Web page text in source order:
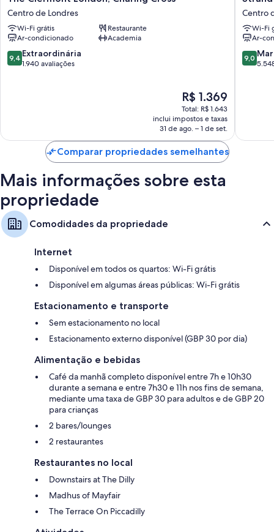
Clermont
London,
Charing
Cross
Centro
de
Centro de Londres
Wi-Fi grátis
Restaurante
Ar-condicionado
Academia
9.4
de
9,4 Extraordinária
1.940 avaliações
O
preço
é
de
R$ 1.369
R$ 1.369
Total: R$ 1.643
inclui impostos e taxas
31 de ago. – 1 de set.
Palace
Hotel
Centro
de
Londres
Centro
Wi-Fi
Ar-
9.0
de
9,0
Comparar propriedades semelhantes
Mais informações sobre esta
propriedade
Comodidades da propriedade
Internet
Disponível em todos os quartos: Wi-Fi grátis
Disponível em algumas áreas públicas: Wi-Fi grátis
Estacionamento e transporte
Sem estacionamento no local
Estacionamento externo disponível (GBP 30 por dia)
Alimentação e bebidas
Café da manhã completo disponível entre 7h e 10h30
durante a semana e entre 7h30 e 11h nos fins de semana,
mediante uma taxa de GBP 30 para adultos e de GBP 20
para crianças
2 bares/lounges
2 restaurantes
Restaurantes no local
Downstairs at The Dilly
Madhus of Mayfair
The Terrace On Piccadilly